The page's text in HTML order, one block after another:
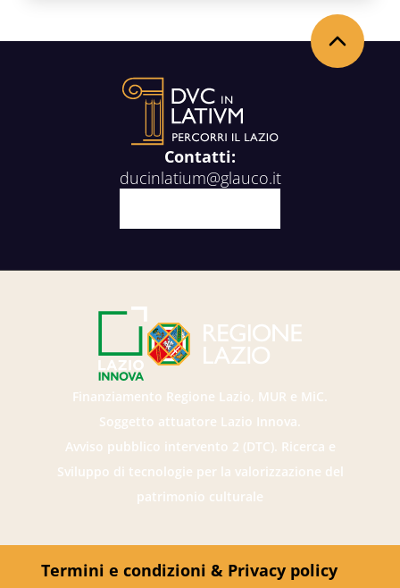
Contatti:
ducinlatium@glauco.it
Finanziamento Regione Lazio, MUR e MiC.
Soggetto attuatore Lazio Innova.
Avviso pubblico intervento 2 (DTC). Ricerca e
Sviluppo di tecnologie per la valorizzazione del
patrimonio culturale
Termini e condizioni & Privacy policy
Back to the top